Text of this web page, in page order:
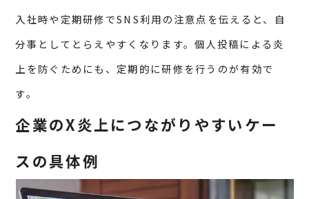
入社時や定期研修でSNS利用の注意点を伝えると、自
分事としてとらえやすくなります。個人投稿による炎
上を防ぐためにも、定期的に研修を行うのが有効で
す。
企業のX炎上につながりやすいケー
スの具体例